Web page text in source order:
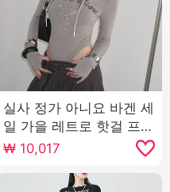
실사 정가 아니요 바겐 세
일 가을 레트로 핫걸 프린
트 핫픽스 후드 긴팔 티셔
츠 몸매 가꾸기 올인원 맨
₩ 10,017